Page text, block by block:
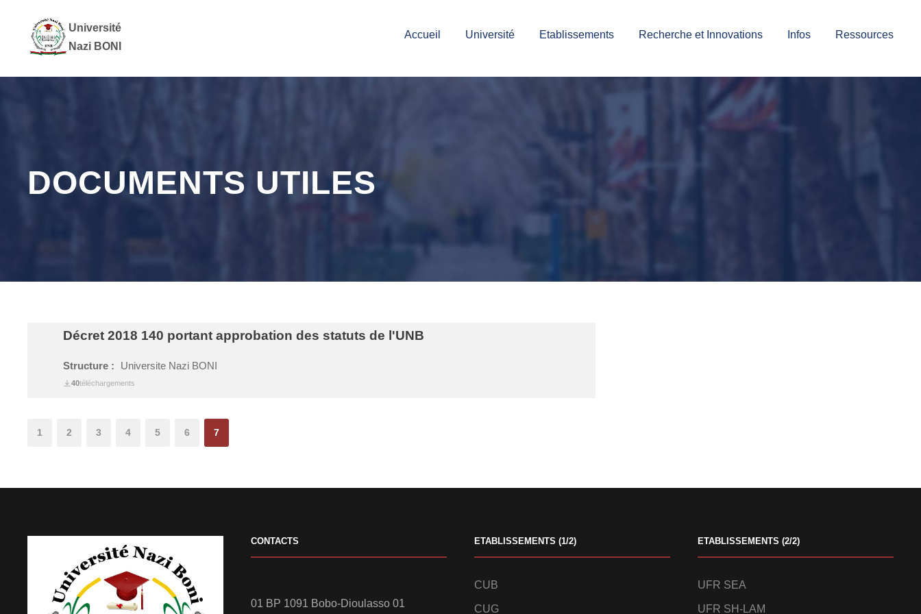
Université
Nazi BONI
Accueil Université Etablissements Recherche et Innovations Infos Ressources
DOCUMENTS UTILES
Décret 2018 140 portant approbation des statuts de l'UNB
Structure : Universite Nazi BONI
40téléchargements
1 2 3 4 5 6 7
CONTACTS
01 BP 1091 Bobo-Dioulasso 01
ETABLISSEMENTS (1/2)
CUB
CUG
ETABLISSEMENTS (2/2)
UFR SEA
UFR SH-LAM